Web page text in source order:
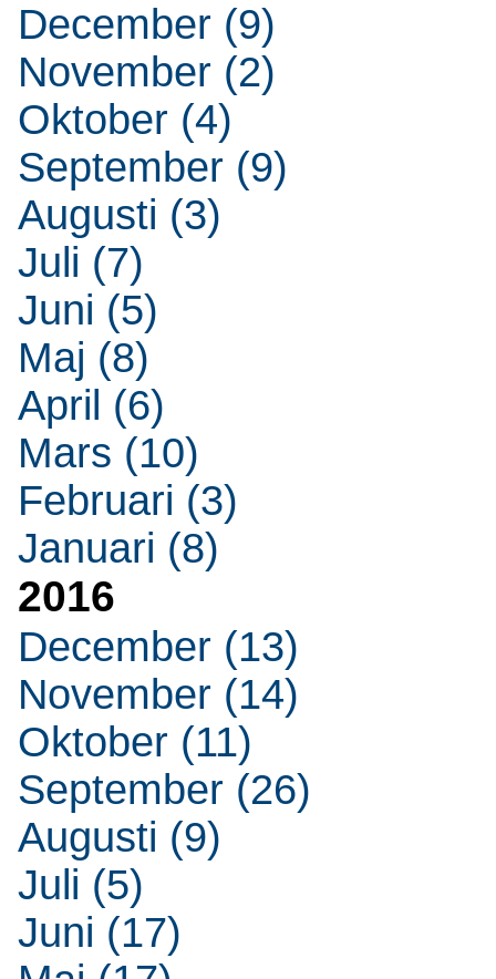
December (9)
November (2)
Oktober (4)
September (9)
Augusti (3)
Juli (7)
Juni (5)
Maj (8)
April (6)
Mars (10)
Februari (3)
Januari (8)
2016
December (13)
November (14)
Oktober (11)
September (26)
Augusti (9)
Juli (5)
Juni (17)